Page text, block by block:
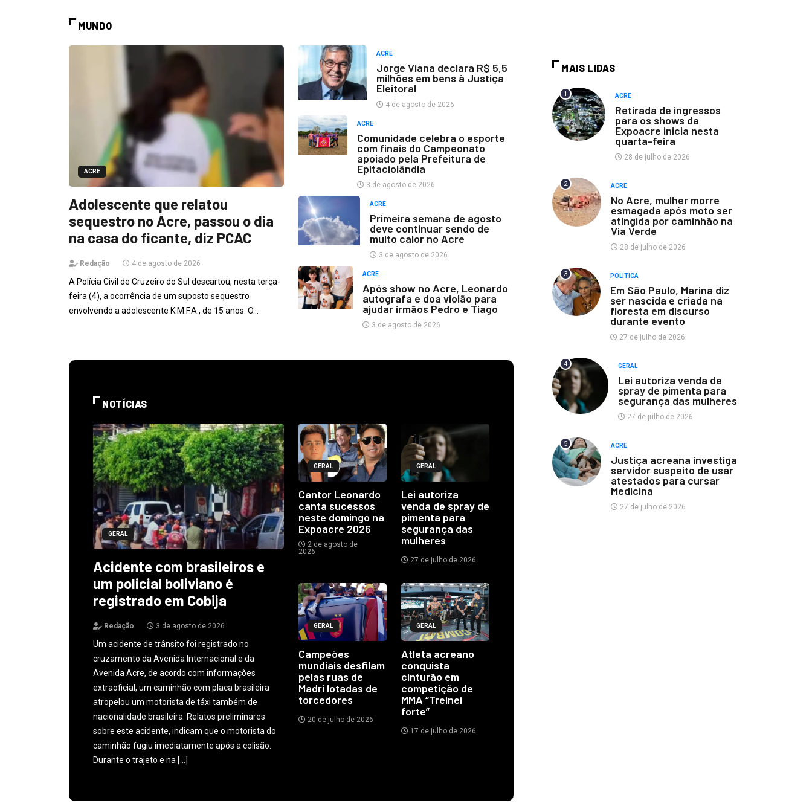
MUNDO
ACRE
Adolescente que relatou
sequestro no Acre, passou o dia
na casa do ficante, diz PCAC
Redação 4 de agosto de 2026
A Polícia Civil de Cruzeiro do Sul descartou, nesta terça-
feira (4), a ocorrência de um suposto sequestro
envolvendo a adolescente K.M.F.A., de 15 anos. O…
ACRE
Jorge Viana declara R$ 5,5
milhões em bens à Justiça
Eleitoral
4 de agosto de 2026
ACRE
Comunidade celebra o esporte
com finais do Campeonato
apoiado pela Prefeitura de
Epitaciolândia
3 de agosto de 2026
ACRE
Primeira semana de agosto
deve continuar sendo de
muito calor no Acre
3 de agosto de 2026
ACRE
Após show no Acre, Leonardo
autografa e doa violão para
ajudar irmãos Pedro e Tiago
3 de agosto de 2026
NOTÍCIAS
GERAL
Acidente com brasileiros e
um policial boliviano é
registrado em Cobija
Redação 3 de agosto de 2026
Um acidente de trânsito foi registrado no
cruzamento da Avenida Internacional e da
Avenida Acre, de acordo com informações
extraoficial, um caminhão com placa brasileira
atropelou um motorista de táxi também de
nacionalidade brasileira. Relatos preliminares
sobre este acidente, indicam que o motorista do
caminhão fugiu imediatamente após a colisão.
Durante o trajeto e na […]
GERAL
Cantor Leonardo
canta sucessos
neste domingo na
Expoacre 2026
2 de agosto de
2026
GERAL
Lei autoriza
venda de spray de
pimenta para
segurança das
mulheres
27 de julho de 2026
GERAL
Campeões
mundiais desfilam
pelas ruas de
Madri lotadas de
torcedores
20 de julho de 2026
GERAL
Atleta acreano
conquista
cinturão em
competição de
MMA “Treinei
forte”
17 de julho de 2026
MAIS LIDAS
1 ACRE
Retirada de ingressos
para os shows da
Expoacre inicia nesta
quarta-feira
28 de julho de 2026
2 ACRE
No Acre, mulher morre
esmagada após moto ser
atingida por caminhão na
Via Verde
28 de julho de 2026
3 POLÍTICA
Em São Paulo, Marina diz
ser nascida e criada na
floresta em discurso
durante evento
27 de julho de 2026
4 GERAL
Lei autoriza venda de
spray de pimenta para
segurança das mulheres
27 de julho de 2026
5 ACRE
Justiça acreana investiga
servidor suspeito de usar
atestados para cursar
Medicina
27 de julho de 2026